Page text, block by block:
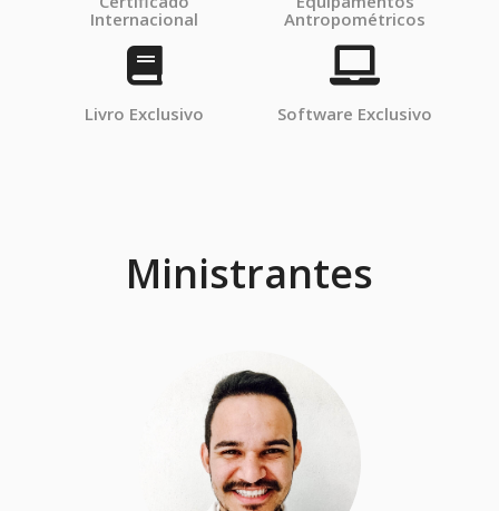
Internacional
Antropométricos
Livro Exclusivo Software Exclusivo
Ministrantes